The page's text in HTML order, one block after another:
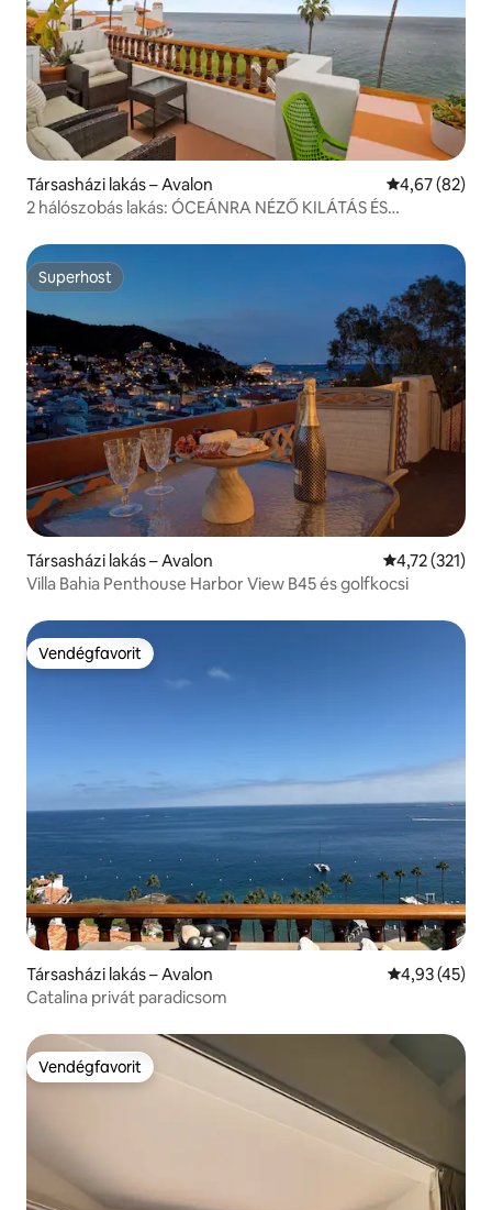
Társasházi lakás – Avalon Átlagos
4,67 (82)
2 hálószobás lakás: ÓCEÁNRA NÉZŐ KILÁTÁS ÉS
Superhost
Superhost
Társasházi lakás – Avalon Átlagos
4,72 (321)
Villa Bahia Penthouse Harbor View B45 és golfkocsi
Vendégfavorit
Vendégfavorit
Társasházi lakás – Avalon Átlagos
4,93 (45)
Catalina privát paradicsom
Vendégfavorit
Vendégfavorit